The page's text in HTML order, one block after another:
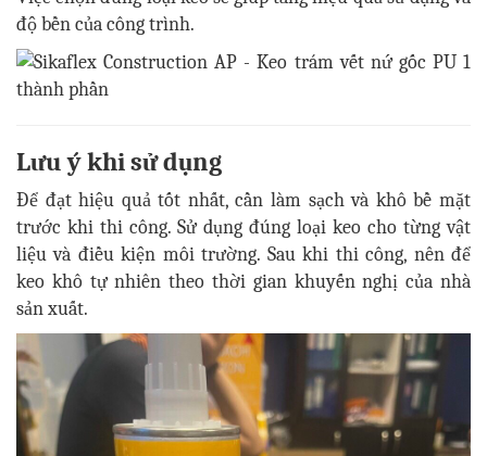
độ bền của công trình.
Lưu ý khi sử dụng
Để đạt hiệu quả tốt nhất, cần làm sạch và khô bề mặt
trước khi thi công. Sử dụng đúng loại keo cho từng vật
liệu và điều kiện môi trường. Sau khi thi công, nên để
keo khô tự nhiên theo thời gian khuyến nghị của nhà
sản xuất.